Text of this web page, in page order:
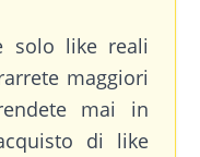
solo like reali
maggiori
mai in
di like